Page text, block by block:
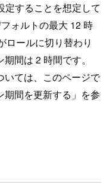
定することを想定して
ォルトの最大 12 時
ロールに切り替わり
間は 2 時間です。
いては、このページで
間を更新する」を参